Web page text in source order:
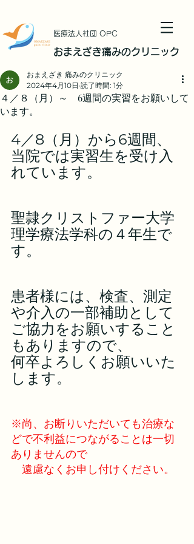
​医療法人社団 OPC
おまえざき痛みのクリニック
４／８（月）～ 6週間の実習をお願いして
います。
おまえざき 痛みのクリニック
2024年4月10日 読了時間: 1分
4／8（月）から6週間、
当院では実習生を受け入
れています。
聖隷クリストファー大学
理学療法学科の４年生で
す。
患者様には、検査、測定
や介入の一部補助として
ご協力をお願いすること
もありますので、
何卒よろしくお願いいた
します。
※尚、お断りいただいても治療な
どで不利益につながることは一切
ありませんので
遠慮なくお申し付けください。